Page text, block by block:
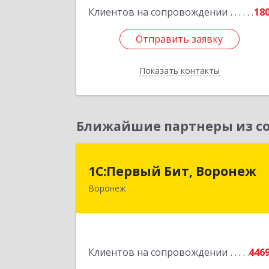
Клиентов на сопровождении
Отправить заявку
Показать контакты
Отправить заявку
Назад
Ближайшие партнеры из
1С:Первый Бит, Воронеж
Воронеж
Клиентов на сопровождении
1С:Первый Бит, Воронеж
394006, Воронежская обл, Воронеж г,